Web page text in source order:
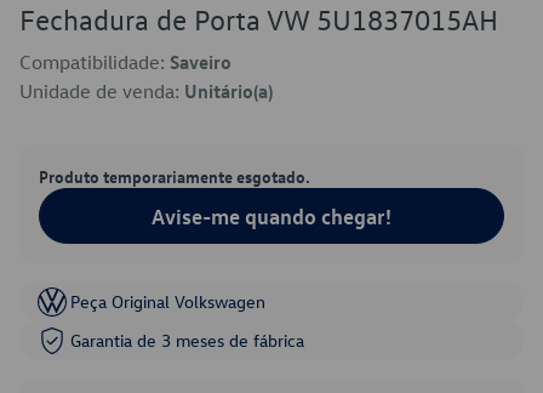
Fechadura de Porta VW 5U1837015AH
Compatibilidade: Saveiro
Unidade de venda: Unitário(a)
Produto temporariamente esgotado.
Avise-me quando chegar!
Peça Original Volkswagen
Garantia de 3 meses de fábrica